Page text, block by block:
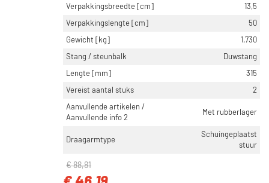
Verpakkingsbreedte [cm]
13,5
Verpakkingslengte [cm]
50
Gewicht [kg]
1,730
Stang / steunbalk
Duwstang
Lengte [mm]
315
Vereist aantal stuks
2
Aanvullende artikelen /
Aanvullende info 2
Met rubberlager
Draagarmtype
Schuingeplaatst
stuur
€ 88,81